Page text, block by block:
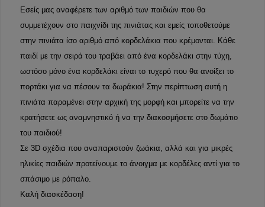
Εσείς μας αναφέρετε των αριθμό των παιδιών που θα
συμμετέχουν στο παιχνίδι της πινιάτας και εμείς τοποθετούμε
στην πινιάτα ίσο αριθμό από κορδελάκια που κρέμονται. Κάθε
παιδί με την σειρά του τραβάει από ένα κορδελάκι στην τύχη,
ωστόσο μόνο ένα κορδελάκι είναι το τυχερό που θα ανοίξει το
πορτάκι για να πέσουν τα δωράκια! Στην περίπτωση αυτή η
πινιάτα παραμένει στην αρχική της μορφή και μπορείτε να την
κρατήσετε ως αναμνηστικό ή να την διακοσμήσετε στο δωμάτιο
του παιδιού!
Σε 3D σχέδια που αναπαριστούν ζωάκια, αλλά και για μικρές
ηλικίες παιδιών προτείνουμε το άνοιγμα με κορδέλες αντί για το
σπάσιμο με ρόπαλο.
Καλή διασκέδαση!